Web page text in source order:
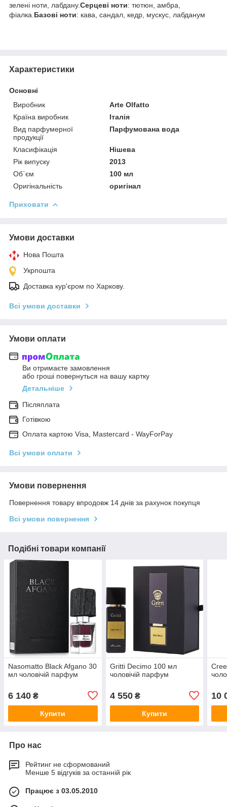
зелені ноти, лабдану.Серцеві ноти: тютюн, амбра,
фіалка. Базові ноти: кава, сандал, кедр, мускус, лабданум
Характеристики
Основні
Виробник
Arte Olfatto
Країна виробник
Італія
Вид парфумерної
продукції
Парфумована вода
Класифікація
Нішева
Рік випуску
2013
Об`єм
100 мл
Оригінальність
оригінал
Приховати
Умови доставки
Нова Пошта
Укрпошта
Доставка кур'єром по Харкову.
Всі умови доставки
Умови оплати
Ви отримаєте замовлення
або гроші повернуться на вашу картку
Детальніше
Післяплата
Готівкою
Оплата картою Visa, Mastercard - WayForPay
Всі умови оплати
Умови повернення
Повернення товару впродовж 14 днів за рахунок покупця
Всі умови повернення
Подібні товари компанії
Nasomatto Black Afgano 30
мл чоловічій парфум
6 140 ₴
Купити
Gritti Decimo 100 мл
чоловічій парфум
4 550₴
Купити
10
Про нас
Рейтинг не сформований
Менше 5 відгуків за останній рік
Працює з 03.05.2010